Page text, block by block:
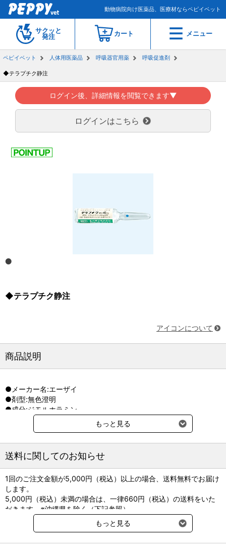
動物病院向け医薬品、医療材ならペピイベット
サクッと
発注
カート メニュー
ペピイベット 人体用医薬品 呼吸器官用薬 呼吸促進剤
◆テラプチク静注
ログイン後、詳細情報を閲覧できます▼
ログインはこちら
◆テラプチク静注
アイコンについて
商品説明
●メーカー名:エーザイ
●剤型:無色澄明
●成分:ジモルホラミン
もっと見る
送料に関してのお知らせ
1回のご注文金額が5,000円（税込）以上の場合、送料無料でお届け
します。
5,000円（税込）未満の場合は、一律660円（税込）の送料をいた
だきます。※沖縄県を除く（下記参照）
※2017年11月14日（火）より沖縄県へのお届けにつきましては、1
回のご注文金額（税込）が、30,000円以上で配送無料となります。
もっと見る